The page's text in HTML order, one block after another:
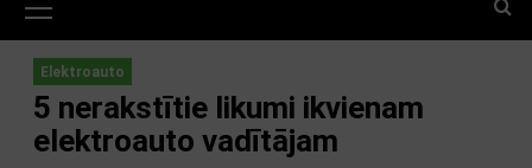
Menu
Elektroauto
5 nerakstītie likumi ikvienam
elektroauto vadītājam